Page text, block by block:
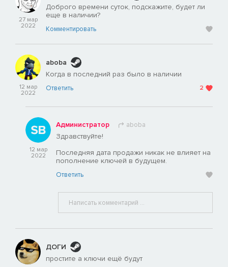
27 мар
2022
Доброго времени суток, подскажите, будет ли
еще в наличии?
Комментировать
12 мар
2022
aboba
Когда в последний раз было в наличии
Ответить 2
12 мар
2022
Администратор aboba
Здравствуйте!
Последняя дата продажи никак не влияет на
пополнение ключей в будущем.
Ответить
ДОГИ
простите а ключи ещё будут